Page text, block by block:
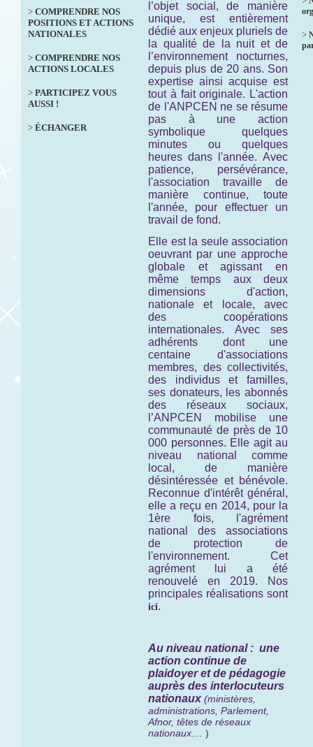
> COMPRENDRE NOS
POSITIONS ET ACTIONS
NATIONALES
> COMPRENDRE NOS
ACTIONS LOCALES
> PARTICIPEZ VOUS
AUSSI !
> ÉCHANGER
l’objet social, de manière
unique, est entièrement
dédié aux enjeux pluriels de
la qualité de la nuit et de
l’environnement nocturnes,
depuis plus de 20 ans. Son
expertise ainsi acquise est
tout à fait originale. L'action
de l'ANPCEN ne se résume
pas à une action
symbolique quelques
minutes ou quelques
heures dans l'année. Avec
patience, persévérance,
l'association travaille de
manière continue, toute
l'année, pour effectuer un
travail de fond.
Elle est la seule association
oeuvrant par une approche
globale et agissant en
même temps aux deux
dimensions d'action,
nationale et locale, avec
des coopérations
internationales. Avec ses
adhérents dont une
centaine d'associations
membres, des collectivités,
des individus et familles,
ses donateurs, les abonnés
des réseaux sociaux,
l’ANPCEN mobilise une
communauté de près de 10
000 personnes. Elle agit au
niveau national comme
local, de manière
désintéressée et bénévole.
Reconnue d'intérêt général,
elle a reçu en 2014, pour la
1ère fois, l'agrément
national des associations
de protection de
l'environnement. Cet
agrément lui a été
renouvelé en 2019. Nos
principales réalisations sont
ici.
Au niveau national : une
action continue de
plaidoyer et de pédagogie
auprès des interlocuteurs
nationaux (ministères,
administrations, Parlement,
Afnor, têtes de réseaux
nationaux....
)
>